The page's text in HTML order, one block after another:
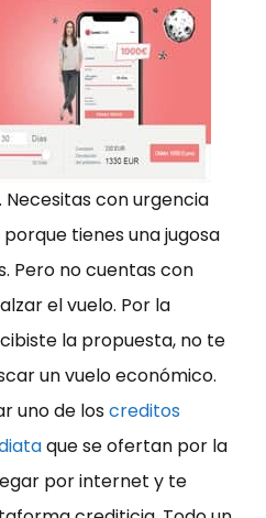
Necesitas con urgencia
tienes una jugosa
Pero no cuentas con
el vuelo. Por la
la propuesta, no te
un vuelo económico.
uno de loscreditos
que se ofertan por la
por internet y te